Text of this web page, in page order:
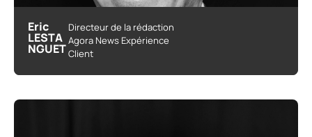
Eric
LESTA
NGUET
Directeur de la rédaction
Agora News Expérience
Client